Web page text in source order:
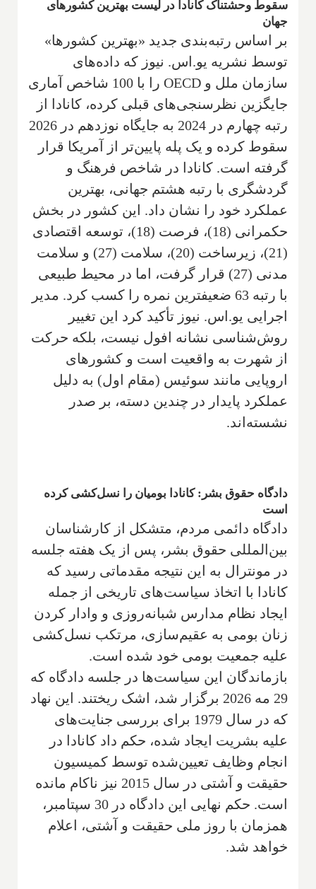
سقوط وحشتناک کانادا در لیست بهترین کشورهای
جهان
بر اساس رتبه‌بندی جدید «بهترین کشورها»
توسط نشریه یو.اس. نیوز که داده‌های
سازمان ملل و OECD را با 100 شاخص آماری
جایگزین نظرسنجی‌های قبلی کرده، کانادا از
رتبه چهارم در 2024 به جایگاه نوزدهم در 2026
سقوط کرده و یک پله پایین‌تر از آمریکا قرار
گرفته است. کانادا در شاخص فرهنگ و
گردشگری با رتبه هشتم جهانی، بهترین
عملکرد خود را نشان داد. این کشور در بخش
حکمرانی (18)، فرصت (18)، توسعه اقتصادی
(21)، زیرساخت (20)، سلامت (27) و سلامت
مدنی (27) قرار گرفت، اما در محیط طبیعی
با رتبه 63 ضعیفترین نمره را کسب کرد. مدیر
اجرایی یو.اس. نیوز تأکید کرد این تغییر
روش‌شناسی نشانه افول نیست، بلکه حرکت
از شهرت به واقعیت است و کشورهای
اروپایی مانند سوئیس (مقام اول) به دلیل
عملکرد پایدار در چندین دسته، بر صدر
نشسته‌اند.
دادگاه حقوق بشر: کانادا بومیان را نسل‌کشی کرده
است
دادگاه دائمی مردم، متشکل از کارشناسان
بین‌المللی حقوق بشر، پس از یک هفته جلسه
در مونترال به این نتیجه مقدماتی رسید که
کانادا با اتخاذ سیاست‌های تاریخی از جمله
ایجاد نظام مدارس شبانه‌روزی و وادار کردن
زنان بومی به عقیم‌سازی، مرتکب نسل‌کشی
علیه جمعیت بومی خود شده است.
بازماندگان این سیاست‌ها در جلسه دادگاه که
29 مه 2026 برگزار شد، اشک ریختند. این نهاد
که در سال 1979 برای بررسی جنایت‌های
علیه بشریت ایجاد شده، حکم داد کانادا در
انجام وظایف تعیین‌شده توسط کمیسیون
حقیقت و آشتی در سال 2015 نیز ناکام مانده
است. حکم نهایی این دادگاه در 30 سپتامبر،
همزمان با روز ملی حقیقت و آشتی، اعلام
خواهد شد.